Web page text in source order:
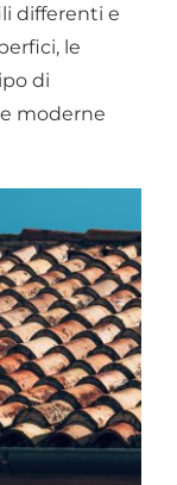
differenti e
le
di
moderne